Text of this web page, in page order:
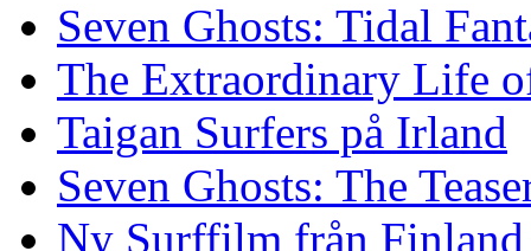
Seven Ghosts: Tidal
The Extraordinary Life
Taigan Surfers på Irland
Seven Ghosts: The
Ny Surffilm från Finland